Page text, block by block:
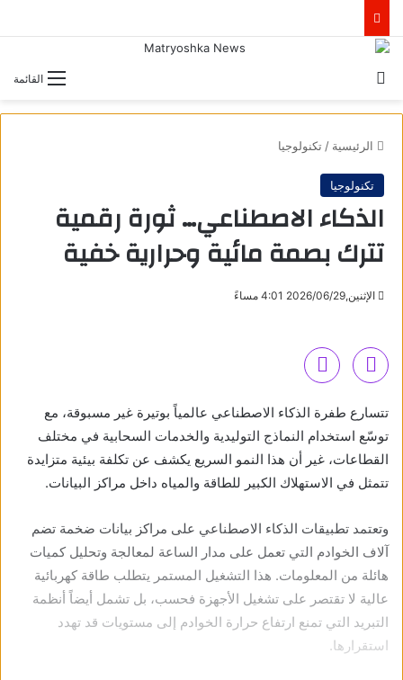
القائمة
الرئيسية / تكنولوجيا
تكنولوجيا
الذكاء الاصطناعي… ثورة رقمية
تترك بصمة مائية وحرارية خفية
الإثنين,2026/06/29 4:01 مساءً
تتسارع طفرة الذكاء الاصطناعي عالمياً بوتيرة غير مسبوقة، مع
توسّع استخدام النماذج التوليدية والخدمات السحابية في مختلف
القطاعات، غير أن هذا النمو السريع يكشف عن تكلفة بيئية متزايدة
تتمثل في الاستهلاك الكبير للطاقة والمياه داخل مراكز البيانات.
وتعتمد تطبيقات الذكاء الاصطناعي على مراكز بيانات ضخمة تضم
آلاف الخوادم التي تعمل على مدار الساعة لمعالجة وتحليل كميات
هائلة من المعلومات. هذا التشغيل المستمر يتطلب طاقة كهربائية
عالية لا تقتصر على تشغيل الأجهزة فحسب، بل تشمل أيضاً أنظمة
التبريد التي تمنع ارتفاع حرارة الخوادم إلى مستويات قد تهدد
استقرارها.